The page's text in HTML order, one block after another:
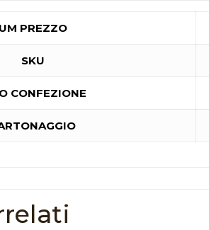
UM PREZZO
SKU
CONFEZIONE